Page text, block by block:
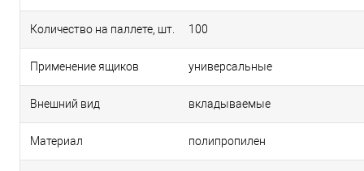
Количество на паллете, шт. 100
Применение ящиков универсальные
Внешний вид вкладываемые
Материал полипропилен